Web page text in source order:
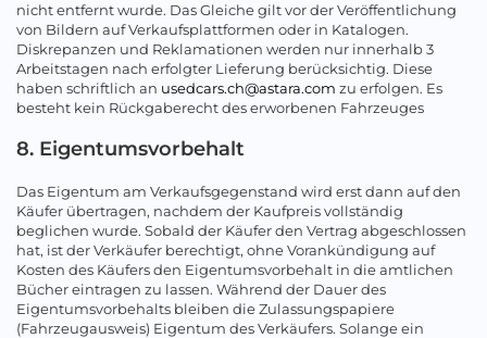
nicht entfernt wurde. Das Gleiche gilt vor der Veröffentlichung
von Bildern auf Verkaufsplattformen oder in Katalogen.
Diskrepanzen und Reklamationen werden nur innerhalb 3
Arbeitstagen nach erfolgter Lieferung berücksichtig. Diese
haben schriftlich an usedcars.ch@astara.com zu erfolgen. Es
besteht kein Rückgaberecht des erworbenen Fahrzeuges
8. Eigentumsvorbehalt
Das Eigentum am Verkaufsgegenstand wird erst dann auf den
Käufer übertragen, nachdem der Kaufpreis vollständig
beglichen wurde. Sobald der Käufer den Vertrag abgeschlossen
hat, ist der Verkäufer berechtigt, ohne Vorankündigung auf
Kosten des Käufers den Eigentumsvorbehalt in die amtlichen
Bücher eintragen zu lassen. Während der Dauer des
Eigentumsvorbehalts bleiben die Zulassungspapiere
(Fahrzeugausweis) Eigentum des Verkäufers. Solange ein